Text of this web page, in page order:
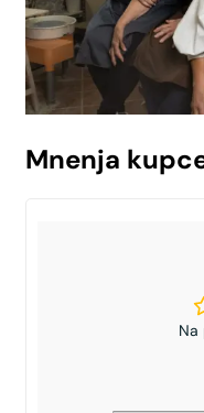
Mnenja
Na